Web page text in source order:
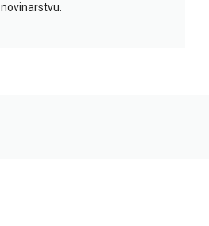
novinarstvu.